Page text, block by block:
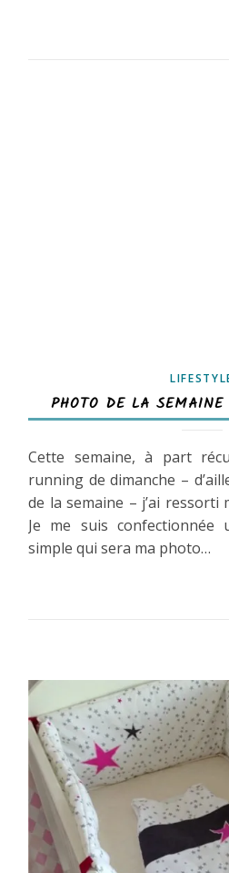
PHOTO DE LA
Cette semaine, à part
running de dimanche –
de la semaine – j’ai ressorti
Je me suis
simple qui sera ma photo…